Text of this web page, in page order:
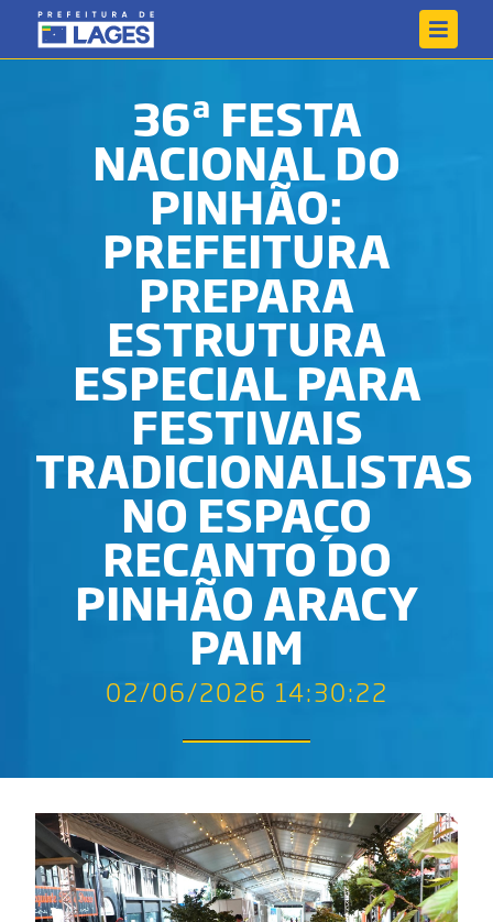
36ª FESTA
NACIONAL DO
PINHÃO:
PREFEITURA
PREPARA
ESTRUTURA
ESPECIAL PARA
FESTIVAIS
TRADICIONALISTAS
NO ESPAÇO
RECANTO DO
PINHÃO ARACY
PAIM
02/06/2026 14:30:22